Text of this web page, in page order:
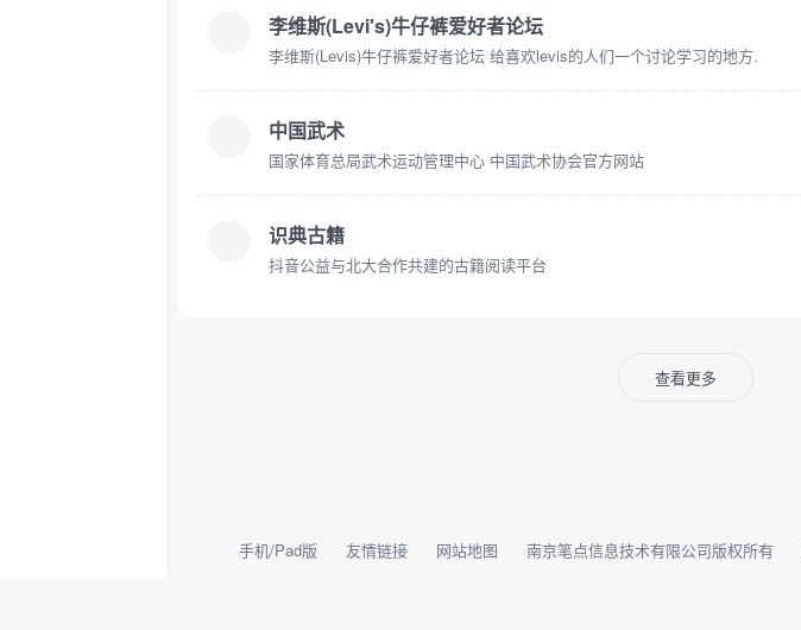
李维斯(Levi's)牛仔裤爱好者论坛
李维斯(Levis)牛仔裤爱好者论坛 给喜欢levis的人们一个讨论学习的地方.
中国武术
国家体育总局武术运动管理中心 中国武术协会官方网站
识典古籍
抖音公益与北大合作共建的古籍阅读平台
查看更多
手机/Pad版 友情链接 网站地图 南京笔点信息技术有限公司版权所有